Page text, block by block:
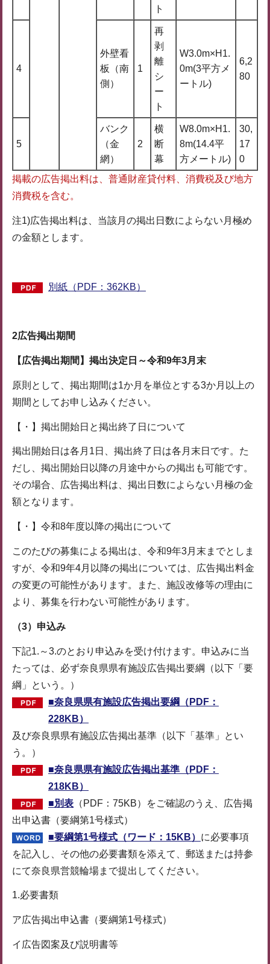
ト
4
外壁看
板（南
側）
1
再
剥
離
シ
ー
ト
W3.0m×H1.
0m(3平方メ
ートル)
6,2
80
5
バンク
（金
網）
2
横
断
幕
W8.0m×H1.
8m(14.4平
方メートル)
30,
17
0
掲載の広告掲出料は、普通財産貸付料、消費税及び地方
消費税を含む。
注1)広告掲出料は、当該月の掲出日数によらない月極め
の金額とします。
別紙（PDF：362KB）
2広告掲出期間
【広告掲出期間】掲出決定日～令和9年3月末
原則として、掲出期間は1か月を単位とする3か月以上の
期間としてお申し込みください。
【・】掲出開始日と掲出終了日について
掲出開始日は各月1日、掲出終了日は各月末日です。た
だし、掲出開始日以降の月途中からの掲出も可能です。
その場合、広告掲出料は、掲出日数によらない月極の金
額となります。
【・】令和8年度以降の掲出について
このたびの募集による掲出は、令和9年3月末までとしま
すが、令和9年4月以降の掲出については、広告掲出料金
の変更の可能性があります。また、施設改修等の理由に
より、募集を行わない可能性があります。
（3）申込み
下記1.～3.のとおり申込みを受け付けます。申込みに当
たっては、必ず奈良県県有施設広告掲出要綱（以下「要
綱」という。）
■奈良県県有施設広告掲出要綱（PDF：
228KB）
及び奈良県県有施設広告掲出基準（以下「基準」とい
う。）
■奈良県県有施設広告掲出基準（PDF：
218KB）
■別表 （PDF：75KB）をご確認のうえ、広告掲
出申込書（要綱第1号様式）
■要綱第1号様式（ワード：15KB） に必要事項
を記入し、その他の必要書類を添えて、郵送または持参
にて奈良県営競輪場まで提出してください。
1.必要書類
ア広告掲出申込書（要綱第1号様式）
イ広告図案及び説明書等